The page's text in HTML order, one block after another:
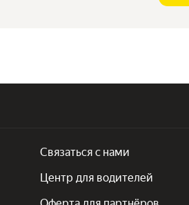
Связаться с нами
Центр для водителей